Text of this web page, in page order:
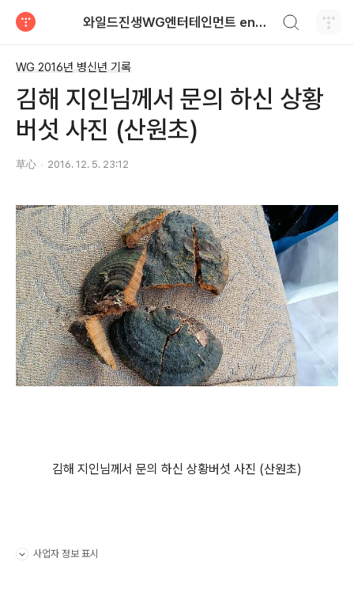
와일드진생WG엔터테인먼트 entertainment
WG 2016년 병신년 기록
김해 지인님께서 문의 하신 상황
버섯 사진 (산원초)
草心 2016. 12. 5. 23:12
김해 지인님께서 문의 하신 상황버섯 사진 (산원초)
사업자 정보 표시